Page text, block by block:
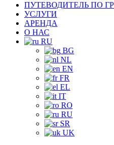
ПУТЕВОДИТЕЛЬ ПО
УСЛУГИ
АРЕНДА
О НАС
RU
BG
NL
EN
FR
EL
IT
RO
RU
SR
UK